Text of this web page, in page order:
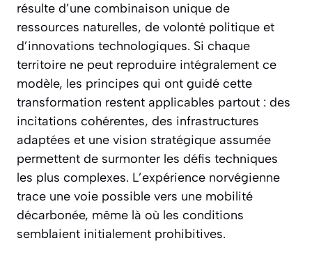
résulte d’une combinaison unique de
ressources naturelles, de volonté politique et
d’innovations technologiques. Si chaque
territoire ne peut reproduire intégralement ce
modèle, les principes qui ont guidé cette
transformation restent applicables partout : des
incitations cohérentes, des infrastructures
adaptées et une vision stratégique assumée
permettent de surmonter les défis techniques
les plus complexes. L’expérience norvégienne
trace une voie possible vers une mobilité
décarbonée, même là où les conditions
semblaient initialement prohibitives.